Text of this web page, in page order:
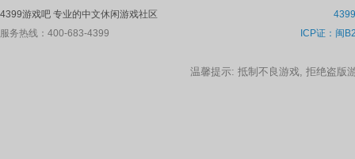
4399游戏吧 专业的中文休闲游戏社区
服务热线：400-683-4399
ICP证：闽
温馨提示: 抵制不良游戏, 拒绝盗版